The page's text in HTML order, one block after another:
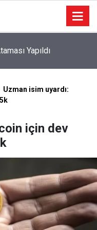
Yapıldı
Uzman isim uyardı:
için dev